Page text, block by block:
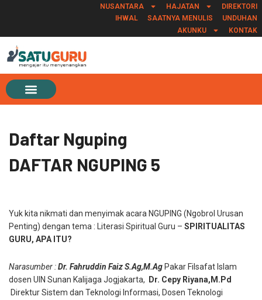
NUSANTARA HAJATAN
DIREKTORI
IHWAL
SAATNYA MENULIS
UNDUHAN
AKUNKU
KONTAK
Daftar Nguping
DAFTAR NGUPING 5
Yuk kita nikmati dan menyimak acara NGUPING (Ngobrol Urusan
Penting) dengan tema : Literasi Spiritual Guru – SPIRITUALITAS
GURU, APA ITU?
Narasumber :Dr. Fahruddin Faiz S.Ag,M.Ag Pakar Filsafat Islam
dosen UIN Sunan Kalijaga Jogjakarta,
Dr. Cepy Riyana,M.Pd
Direktur Sistem dan Teknologi Informasi, Dosen Teknologi